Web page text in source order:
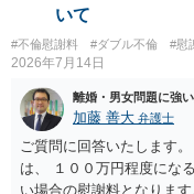
いて
#不倫慰謝料 #ダブル不倫 #慰
2026年7月14日
離婚・男女問題に強
加藤 善大 弁護士
ご質問に回答いたします
は、 １００万円程度にな
い場合の慰謝料となりま